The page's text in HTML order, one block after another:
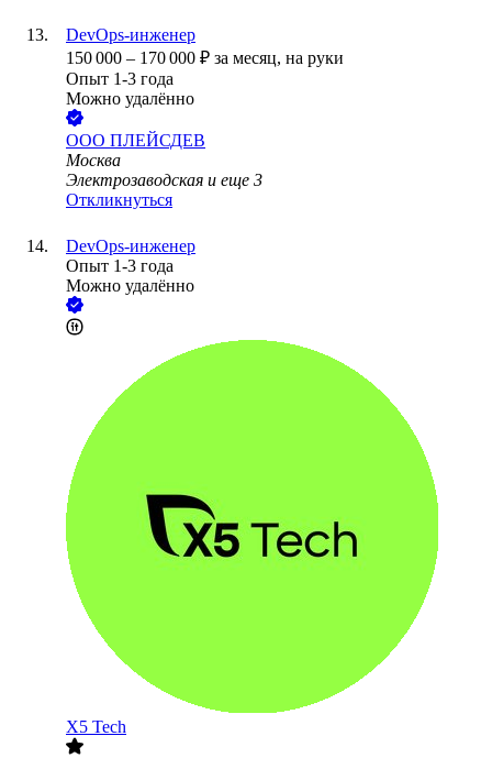
DevOps-инженер
150 000 – 170 000 ₽ за месяц, на руки
Опыт 1-3 года
Можно удалённо
ООО ПЛЕЙСДЕВ
Москва
Электрозаводская и еще 3
Откликнуться
DevOps-инженер
Опыт 1-3 года
Можно удалённо
X5 Tech